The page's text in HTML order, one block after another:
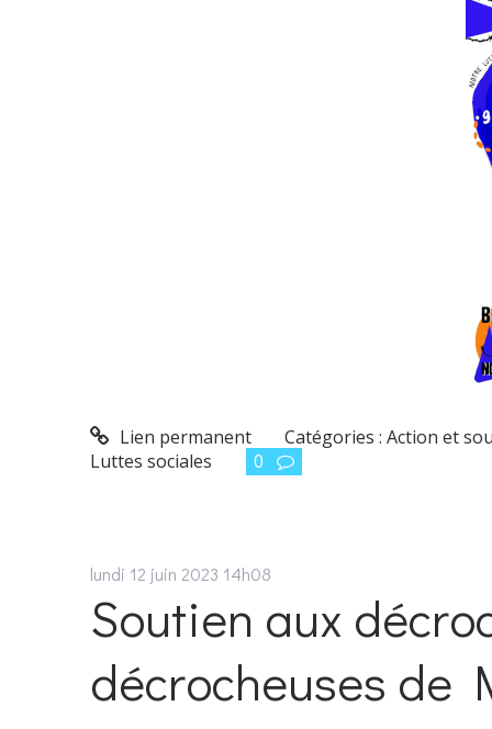
Lien permanent Catégories :Action et
Luttes sociales
0
lundi 12 juin 2023 14h08
Soutien aux
décrocheuses de